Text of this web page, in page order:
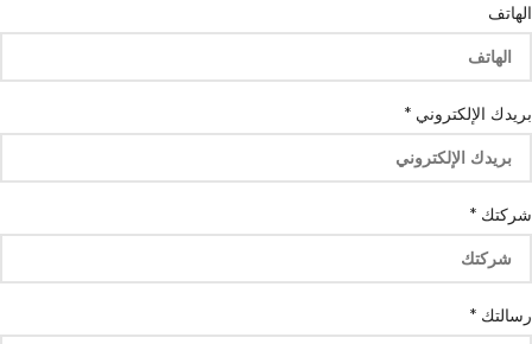
الهاتف
بريدك الإلكتروني *
شركتك *
واتس
الهاتف
رسالتك *